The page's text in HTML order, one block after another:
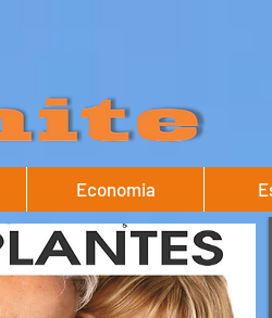
Economia